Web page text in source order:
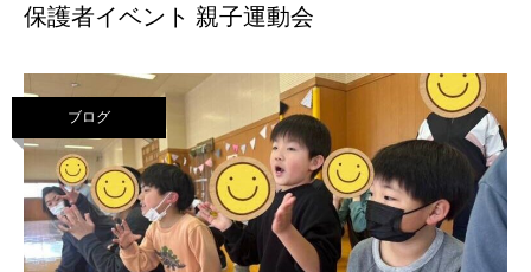
保護者イベント 親子運動会
ブログ